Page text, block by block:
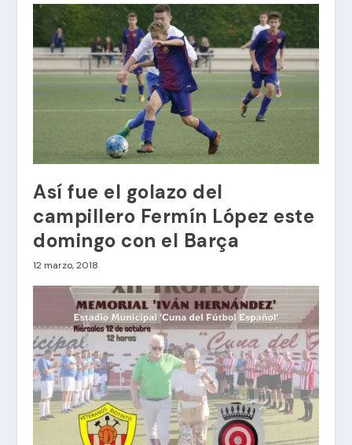
Así fue el golazo del
campillero Fermín López este
domingo con el Barça
12 marzo, 2018